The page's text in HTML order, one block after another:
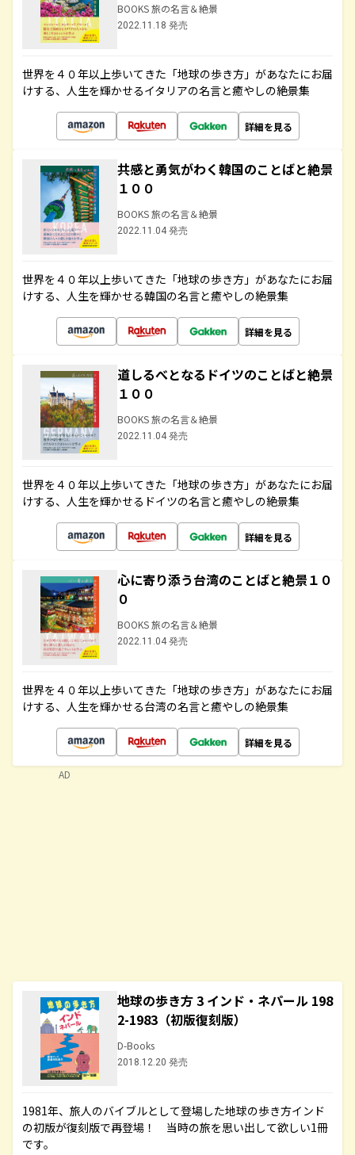
BOOKS 旅の名言＆絶景
2022.11.18 発売
世界を４０年以上歩いてきた「地球の歩き方」があなたにお届
けする、人生を輝かせるイタリアの名言と癒やしの絶景集
詳細を見る
共感と勇気がわく韓国のことばと絶景
１００
BOOKS 旅の名言＆絶景
2022.11.04 発売
世界を４０年以上歩いてきた「地球の歩き方」があなたにお届
けする、人生を輝かせる韓国の名言と癒やしの絶景集
詳細を見る
道しるべとなるドイツのことばと絶景
１００
BOOKS 旅の名言＆絶景
2022.11.04 発売
世界を４０年以上歩いてきた「地球の歩き方」があなたにお届
けする、人生を輝かせるドイツの名言と癒やしの絶景集
詳細を見る
心に寄り添う台湾のことばと絶景１０
０
BOOKS 旅の名言＆絶景
2022.11.04 発売
世界を４０年以上歩いてきた「地球の歩き方」があなたにお届
けする、人生を輝かせる台湾の名言と癒やしの絶景集
詳細を見る
地球の歩き方 3 インド・ネパール 198
2-1983（初版復刻版）
D-Books
2018.12.20 発売
1981年、旅人のバイブルとして登場した地球の歩き方インド
の初版が復刻版で再登場！ 当時の旅を思い出して欲しい1冊
です。
AD